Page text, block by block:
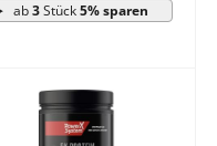
ab3Stück5% sparen